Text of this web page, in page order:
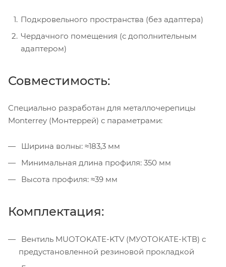
Подкровельного пространства (без адаптера)
Чердачного помещения (с дополнительным
адаптером)
Совместимость:
Специально разработан для металлочерепицы
Monterrey (Монтеррей) с параметрами:
Ширина волны: ≈183,3 мм
Минимальная длина профиля: 350 мм
Высота профиля: ≈39 мм
Комплектация:
Вентиль MUOTOKATE-KTV (МУОТОКАТЕ-КТВ) с
предустановленной резиновой прокладкой